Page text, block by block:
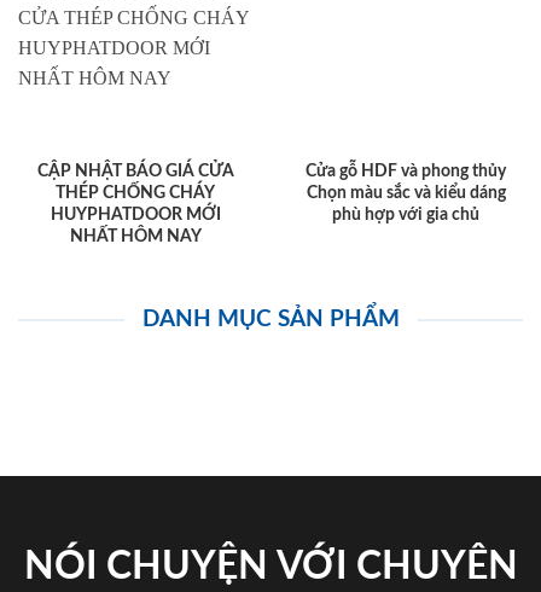
CẬP NHẬT BÁO GIÁ CỬA
THÉP CHỐNG CHÁY
HUYPHATDOOR MỚI
NHẤT HÔM NAY
Cửa gỗ HDF và phong thủy
Chọn màu sắc và kiểu dáng
phù hợp với gia chủ
DANH MỤC SẢN PHẨM
NÓI CHUYỆN VỚI CHUYÊN